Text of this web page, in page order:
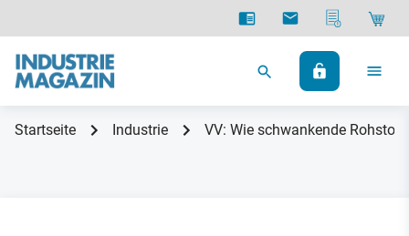
Startseite Industrie VV: Wie schwankende